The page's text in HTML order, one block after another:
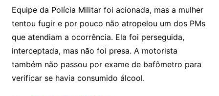
Equipe da Polícia Militar foi acionada, mas a mulher
tentou fugir e por pouco não atropelou um dos PMs
que atendiam a ocorrência. Ela foi perseguida,
interceptada, mas não foi presa. A motorista
também não passou por exame de bafômetro para
verificar se havia consumido álcool.